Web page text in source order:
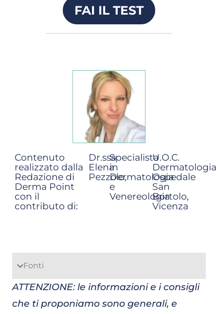
FAI IL TEST
Contenuto
realizzato dalla
Redazione di
Derma Point
con il
contributo di:
Dr.ssa
Elena
Pezzolo,
Specialista
in
Dermatologia
e
Venereologia
U.O.C.
Dermatologia
Ospedale
San
Bortolo,
Vicenza
Fonti
ATTENZIONE: le informazioni e i consigli
che ti proponiamo sono generali, e